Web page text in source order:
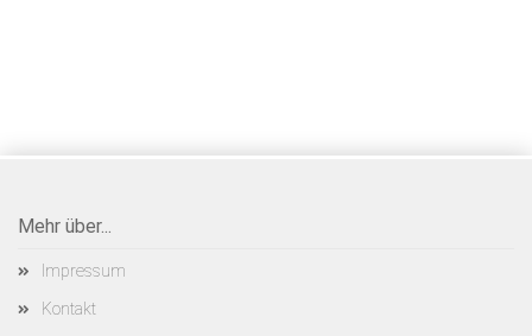
Mehr über...
Impressum
Kontakt